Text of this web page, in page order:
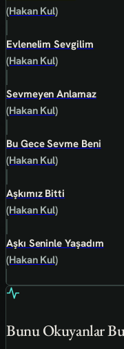
(Hakan Kul)
Evlenelim Sevgilim
(Hakan Kul)
Sevmeyen Anlamaz
(Hakan Kul)
Bu Gece Sevme Beni
(Hakan Kul)
Aşkımız Bitti
(Hakan Kul)
Aşkı Seninle Yaşadım
(Hakan Kul)
Bunu Okuyanlar